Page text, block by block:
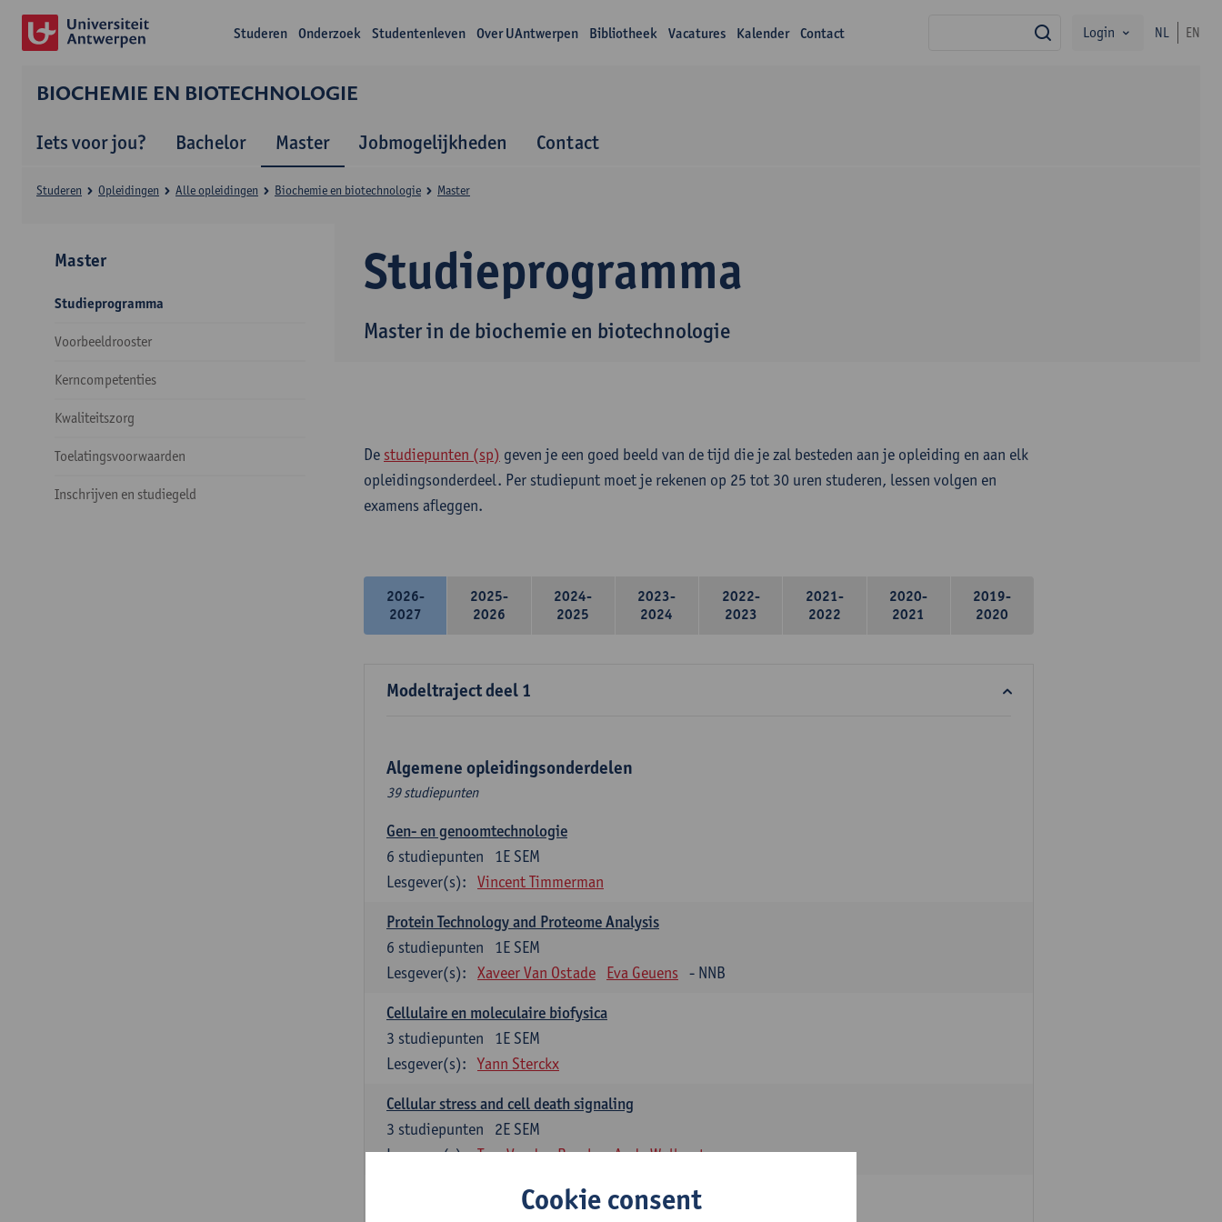
Studeren Onderzoek Studentenleven Over UAntwerpen Bibliotheek Vacatures Kalender Contact zoekLogin NL EN
BIOCHEMIE EN BIOTECHNOLOGIE
Iets voor jou? Bachelor Master Jobmogelijkheden Contact
Studieprogramma
Master in de biochemie en biotechnologie
Studeren Opleidingen Alle opleidingen Biochemie en biotechnologie Master
Master
Studieprogramma
Voorbeeldrooster
Kerncompetenties
Kwaliteitszorg
Toelatingsvoorwaarden
Inschrijven en studiegeld
De studiepunten (sp) geven je een goed beeld van de tijd die je zal besteden aan je opleiding en aan elk
opleidingsonderdeel. Per studiepunt moet je rekenen op 25 tot 30 uren studeren, lessen volgen en
examens afleggen.
2026-
2027
2025-
2026
2024-
2025
2023-
2024
2022-
2023
2021-
2022
2020-
2021
2019-
2020
Modeltraject deel 1
Algemene opleidingsonderdelen
39 studiepunten
Gen- en genoomtechnologie
1E SEM
6 studiepunten
Lesgever(s):
Vincent Timmerman
Protein Technology and Proteome Analysis
1E SEM
6 studiepunten
Lesgever(s):
Xaveer Van Ostade Eva Geuens - NNB
Cellulaire en moleculaire biofysica
1E SEM
3 studiepunten
Lesgever(s):
Yann Sterckx
Cellular stress and cell death signaling
2E SEM
3 studiepunten
Lesgever(s): Tom Vanden Berghe Andy Wullaert
Cookie consent